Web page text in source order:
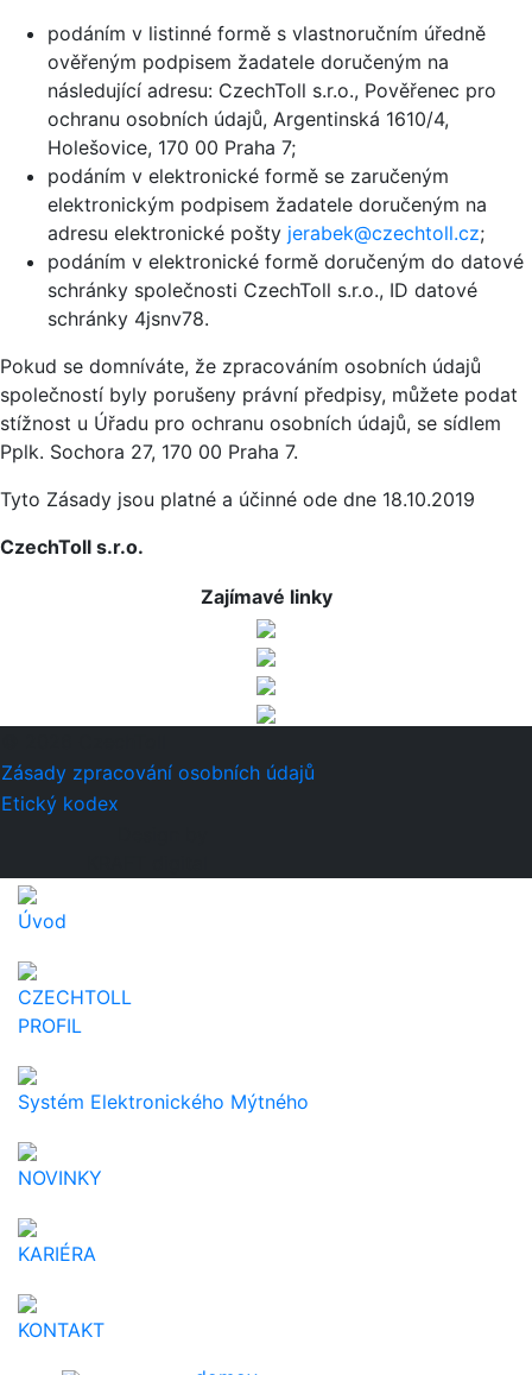
podáním v listinné formě s vlastnoručním úředně
ověřeným podpisem žadatele doručeným na
následující adresu: CzechToll s.r.o., Pověřenec pro
ochranu osobních údajů, Argentinská 1610/4,
Holešovice, 170 00 Praha 7;
podáním v elektronické formě se zaručeným
elektronickým podpisem žadatele doručeným na
adresu elektronické pošty jerabek@czechtoll.cz;
podáním v elektronické formě doručeným do datové
schránky společnosti CzechToll s.r.o., ID datové
schránky 4jsnv78.
Pokud se domníváte, že zpracováním osobních údajů
společností byly porušeny právní předpisy, můžete podat
stížnost u Úřadu pro ochranu osobních údajů, se sídlem
Pplk. Sochora 27, 170 00 Praha 7.
Tyto Zásady jsou platné a účinné ode dne 18.10.2019
CzechToll s.r.o.
Zajímavé linky
Zásady zpracování osobních údajů
Etický kodex
Úvod
CZECHTOLL
PROFIL
Systém Elektronického Mýtného
NOVINKY
KARIÉRA
KONTAKT